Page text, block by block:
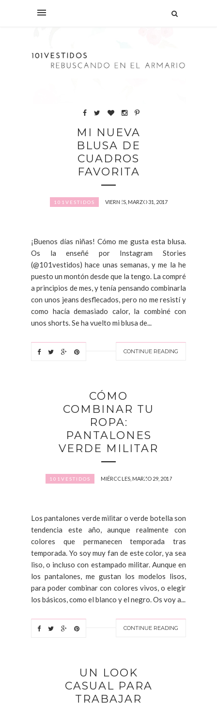
MI NUEVA
BLUSA DE
CUADROS
FAVORITA
101VESTIDOS VIERNES, MARZO 31, 2017
¡Buenos días niñas! Cómo me gusta esta blusa.
Os la enseñé por Instagram Stories
(@101vestidos) hace unas semanas, y me la he
puesto un montón desde que la tengo. La compré
a principios de mes, y tenía pensando combinarla
con unos jeans desflecados, pero no me resistí y
como hacía demasiado calor, la combiné con
unos shorts. Se ha vuelto mi blusa de...
CONTINUE READING
CÓMO
COMBINAR TU
ROPA:
PANTALONES
VERDE MILITAR
101VESTIDOS MIÉRCOLES, MARZO 29, 2017
Los pantalones verde militar o verde botella son
tendencia este año, aunque realmente con
colores que permanecen temporada tras
temporada. Yo soy muy fan de este color, ya sea
liso, o incluso con estampado militar. Aunque en
los pantalones, me gustan los modelos lisos,
para poder combinar con colores vivos, o elegir
los básicos, como el blanco y el negro. Os voy a...
CONTINUE READING
UN LOOK
CASUAL PARA
TRABAJAR